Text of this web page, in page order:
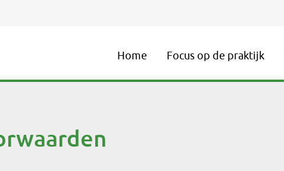
Home Focus op de praktijk